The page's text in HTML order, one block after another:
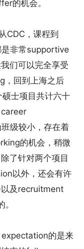
的机会。
CDC，课程到
非常supportive
们可以完全享受
，回到上海之后
硕士项目共计六十
career
级较小，存在着
的机会，稍微
了针对两个项目
以外，还会有许
以及recruitment
的是来